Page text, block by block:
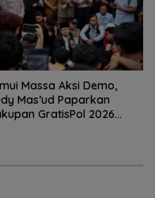
Massa Aksi Demo,
Mas’ud Paparkan
GratisPol 2026